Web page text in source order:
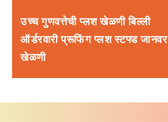
उच्च गुणवत्तेची प्लश खेळणी बिल्ली
ऑर्डरवारी प्रूफिंग प्लश स्टफ्ड जानवर
खेळणी